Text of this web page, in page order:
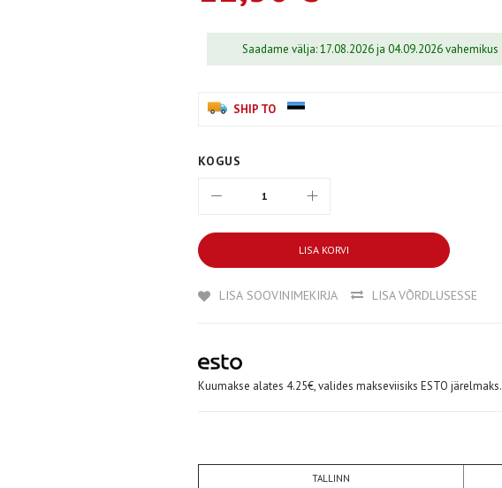
Saadame välja: 17.08.2026 ja 04.09.2026 vahemikus
SHIP TO
KOGUS
LISA KORVI
LISA SOOVINIMEKIRJA LISA VÕRDLUSESSE
Kuumakse alates 4.25€, valides makseviisiks ESTO järelmaks.
TALLINN